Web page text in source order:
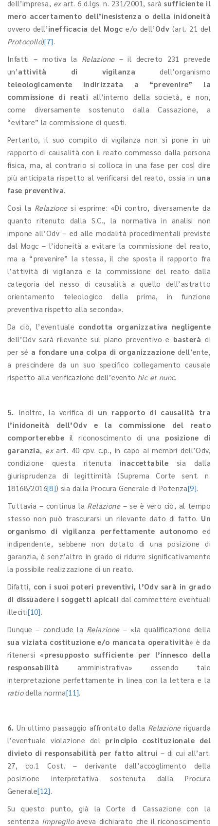
dell’impresa, exart. 6 d.lgs. n. 231/2001, sarà sufficiente il
mero accertamento dell’inesistenza o della inidoneità
ovvero dell’inefficacia del Mogc e/o dell’Odv (art. 21 del
Protocollo)[7].
Infatti – motiva la Relazione– il decreto 231 prevede
un’attività di vigilanzadell’organismo
teleologicamente indirizzata a “prevenire”
la
commissione di reati all’interno della società, e non,
come diversamente sostenuto dalla Cassazione, a
“evitare” la commissione di questi.
Pertanto, il suo compito di vigilanza non si pone in un
rapporto di causalità con il reato commesso dalla persona
fisica, ma, al contrario si colloca in una fase per così dire
più anticipata rispetto al verificarsi del reato, ossia in una
fase preventiva.
Così la Relazionesi esprime: «Di contro, diversamente da
quanto ritenuto dalla S.C., la normativa in analisi non
impone all’Odv – ed alle modalità procedimentali previste
dal Mogc – l’idoneità a evitare la commissione del reato,
ma a “prevenire” la stessa, il che sposta il rapporto fra
l’attività di vigilanza e la commissione del reato dalla
categoria del nesso di causalità a quello dell’astratto
orientamento teleologico della prima, in funzione
preventiva rispetto alla seconda».
Da ciò, l’eventuale condotta organizzativa negligente
dell’Odv sarà rilevante sul piano preventivo e basterà di
per sé a fondare una colpa di organizzazione dell’ente,
a prescindere da un suo specifico collegamento causale
rispetto alla verificazione dell’evento hic et nunc.
5. Inoltre, la verifica di un rapporto di causalità
tra
l’inidoneità dell’Odv e la commissione del reato
comporterebbe il riconoscimento di una posizione di
garanzia, exart. 40 cpv. c.p., in capo ai membri dell’Odv,
condizione questa ritenuta inaccettabile sia dalla
giurisprudenza di legittimità (Suprema Corte sent. n.
18168/2016[8]) sia dalla Procura Generale di Potenza[9].
Tuttavia – continua la Relazione– se è vero ciò, al tempo
stesso non può trascurarsi un rilevante dato di fatto. Un
organismo di vigilanza perfettamente autonomo ed
indipendente, sebbene non dotato di una posizione di
garanzia, è senz’altro in grado di ridurre significativamente
la possibile realizzazione di un reato.
Difatti, con i suoi poteri preventivi, l’Odv sarà in grado
di dissuadere i soggetti apicali dal commettere eventuali
illeciti[10].
Dunque – conclude la Relazione– «la qualificazione della
sua viziata costituzione e/o mancata operatività» è da
ritenersi «presupposto sufficiente per l’innesco della
responsabilità amministrativa» essendo tale
interpretazione perfettamente in linea con la lettera e la
ratiodella norma[11].
6. Un ultimo passaggio affrontato dalla Relazioneriguarda
l’eventuale violazione del principio costituzionale del
divieto di responsabilità per fatto altrui – di cui all’art.
27, co.1 Cost. – derivante dall’accoglimento della
posizione interpretativa sostenuta dalla Procura
Generale[12].
Su questo punto, già la Corte di Cassazione con la
sentenza Impregilo aveva dichiarato che il riconoscimento